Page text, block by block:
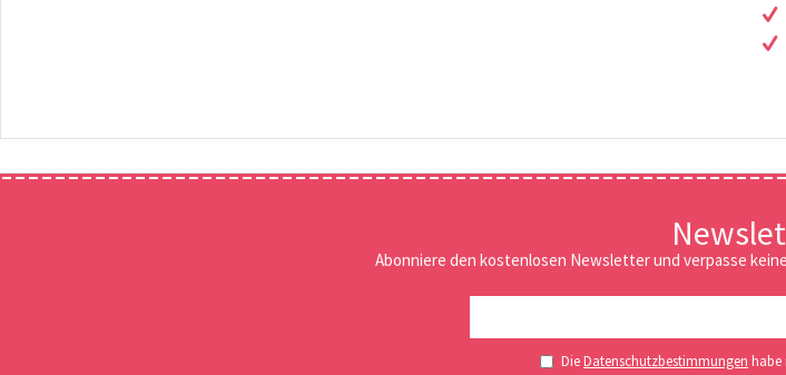
Abonniere den kostenlosen Newsletter und verpasse
DieDatenschutzbestimmungen habe